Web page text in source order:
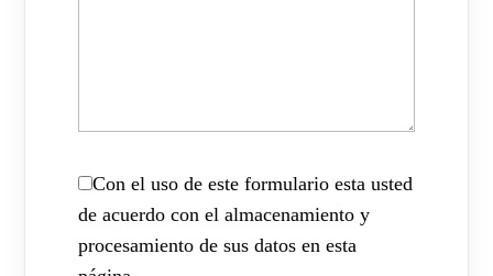
Con el uso de este formulario esta usted
de acuerdo con el almacenamiento y
procesamiento de sus datos en esta